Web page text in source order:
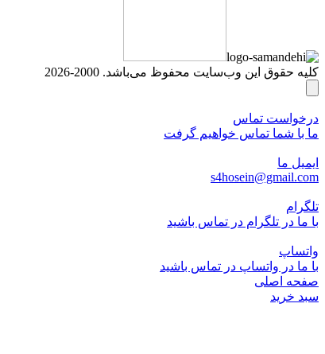
کلیه حقوق این وب‌سایت محفوظ می‌باشد. 2000-2026
درخواست تماس
ما با شما تماس خواهیم گرفت
ایمیل ما
s4hosein@gmail.com
تلگرام
با ما در تلگرام در تماس باشید
واتساپ
با ما در واتساپ در تماس باشید
صفحه اصلی
سبد خرید